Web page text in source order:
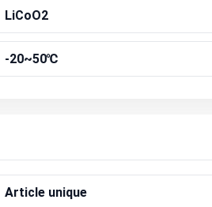
LiCoO2
-20~50℃
Article unique